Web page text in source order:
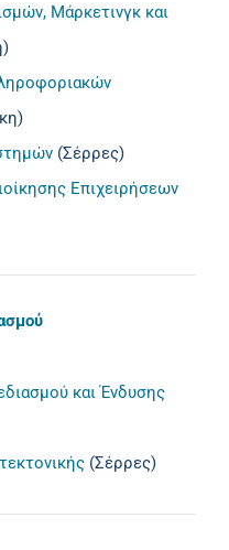
Μάρκετινγκ και
(Σέρρες)
Επιχειρήσεων
και Ένδυσης
(Σέρρες)